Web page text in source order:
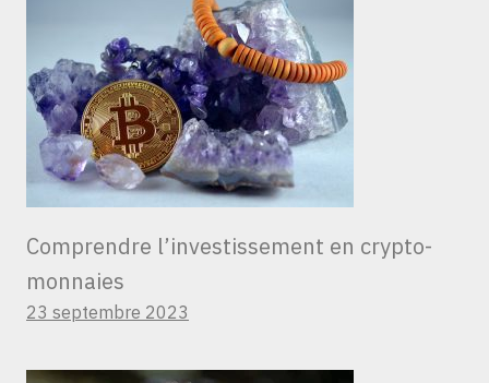
Comprendre l’investissement en crypto-
monnaies
23 septembre 2023